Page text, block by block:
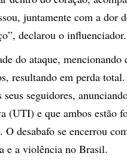
juntamente com a dor
declarou o influenciador.
do ataque, mencionando
resultando em perda
seguidores,
(UTI) e que ambos estão
O desabafo se encerrou
e a violência no Brasil.